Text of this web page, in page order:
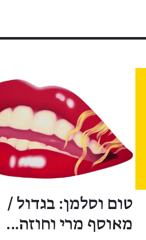
טום וסלמן: בגדול /
מאוסף מרי וחוזה…